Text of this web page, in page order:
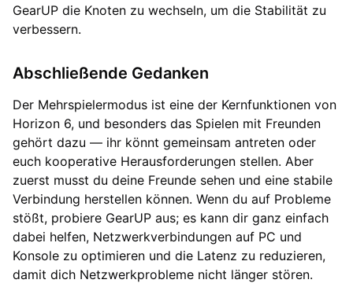
GearUP die Knoten zu wechseln, um die Stabilität zu
verbessern.
Abschließende Gedanken
Der Mehrspielermodus ist eine der Kernfunktionen von
Horizon 6, und besonders das Spielen mit Freunden
gehört dazu — ihr könnt gemeinsam antreten oder
euch kooperative Herausforderungen stellen. Aber
zuerst musst du deine Freunde sehen und eine stabile
Verbindung herstellen können. Wenn du auf Probleme
stößt, probiere GearUP aus; es kann dir ganz einfach
dabei helfen, Netzwerkverbindungen auf PC und
Konsole zu optimieren und die Latenz zu reduzieren,
damit dich Netzwerkprobleme nicht länger stören.